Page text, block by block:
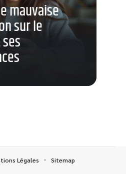
mauvaise
sur le
Légales Sitemap